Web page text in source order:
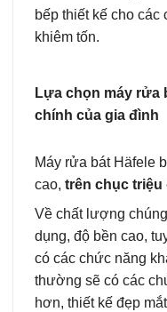
bếp thiết kế cho các
khiêm tốn.
Lựa chọn máy rửa
chính của gia đình
Máy rửa bát Häfele
cao, trên chục triệu
Về chất lượng
dụng, độ bền cao,
có các chức năng
thường sẽ có các
hơn, thiết kế đẹp